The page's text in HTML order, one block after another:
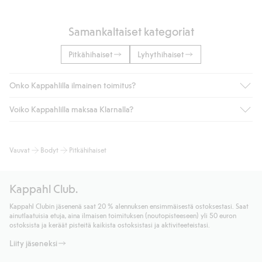
Samankaltaiset kategoriat
Pitkähihaiset Lyhythihaiset
Onko Kappahlilla ilmainen toimitus?
Jos olet Kappahl Clubin jäsen, saat aina ilmaisen toimituksen
kotiinkuljetusta). Toimituskulut poistuvat automaattisesti, kun
noutopisteeseen tai pakettiautomaattiin ja PostNordin
kotiinkuljetuksella 6,99 €, riippumatta ostosummasta.
Lue lisää
Voiko Kappahlilla maksaa Klarnalla?
maksutavat, kuten laskun, sekä muita maksuvaihtoehtoja.
Lisätietoja Klarnan maksuehdoista
Lue lisää
Vauvat Bodyt Pitkähihaiset
Kappahl Club.
Kappahl Clubin jäsenenä saat 20 % alennuksen ensimmäisestä ostoksestasi. Saat
ainutlaatuisia etuja, aina ilmaisen toimituksen (noutopisteeseen) yli 50 euron
ostoksista ja keräät pisteitä kaikista ostoksistasi ja aktiviteeteistasi.
Liity jäseneksi